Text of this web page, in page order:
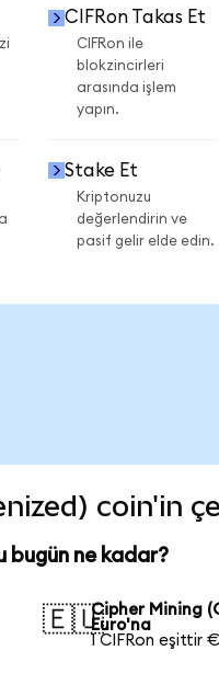
CIFRon Takas Et
CIFRon ile
blokzincirleri
arasında işlem
yapın.
Stake Et
Kriptonuzu
değerlendirin ve
pasif gelir elde edin.
coin'in
bugün ne kadar?
🇪🇺Cipher Mining
Euro'na
1 CIFRon eşittir